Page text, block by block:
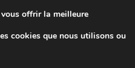
partir de 7 EUR
de 9 h à 16 h
offrir la meilleure
cookies que nous utilisons ou